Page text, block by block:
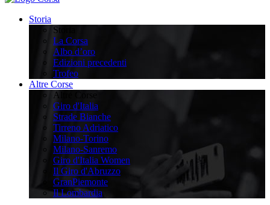
Storia
Storia
La Corsa
Albo d’oro
Edizioni precedenti
Trofeo
Altre Corse
Altre Corse
Giro d'Italia
Strade Bianche
Tirreno Adriatico
Milano-Torino
Milano-Sanremo
Giro d'Italia Women
Il Giro d'Abruzzo
GranPiemonte
Il Lombardia